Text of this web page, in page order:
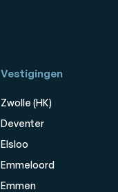
Vestigingen
Zwolle (HK)
Deventer
Elsloo
Emmeloord
Emmen